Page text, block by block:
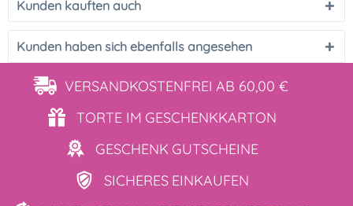
Kunden kauften auch
Kunden haben sich ebenfalls angesehen
VERSANDKOSTENFREI AB 60,00 €
TORTE IM GESCHENKKARTON
GESCHENK GUTSCHEINE
SICHERES EINKAUFEN